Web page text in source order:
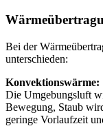
Bei der
unterschieden:
Konvektionswärme:
Die Umgebungsluft
Bewegung, Staub
geringe Vorlaufzeit